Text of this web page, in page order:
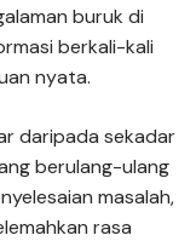
buruk di
berkali-kali
nyata.
daripada sekadar
berulang-ulang
masalah,
rasa